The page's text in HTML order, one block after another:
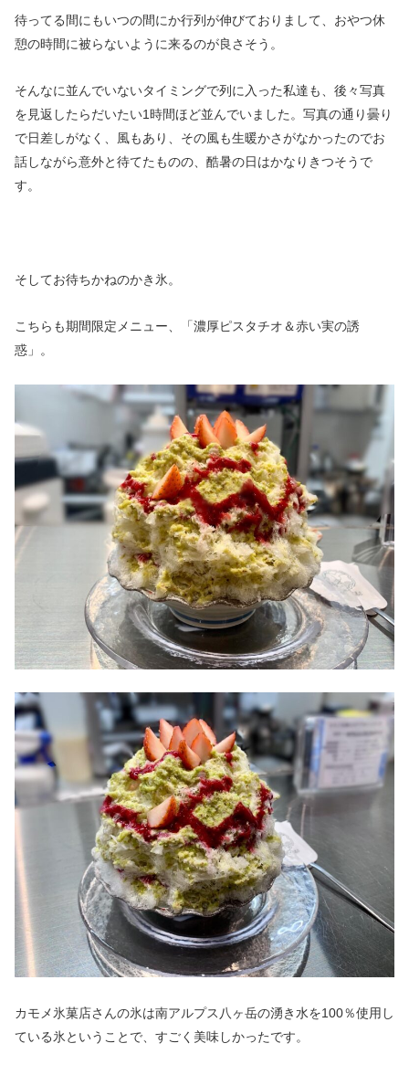
待ってる間にもいつの間にか行列が伸びておりまして、おやつ休
憩の時間に被らないように来るのが良さそう。
そんなに並んでいないタイミングで列に入った私達も、後々写真
を見返したらだいたい1時間ほど並んでいました。写真の通り曇り
で日差しがなく、風もあり、その風も生暖かさがなかったのでお
話しながら意外と待てたものの、酷暑の日はかなりきつそうで
す。
そしてお待ちかねのかき氷。
こちらも期間限定メニュー、「濃厚ピスタチオ＆赤い実の誘
惑」。
カモメ氷菓店さんの氷は南アルプス八ヶ岳の湧き水を100％使用し
ている氷ということで、すごく美味しかったです。